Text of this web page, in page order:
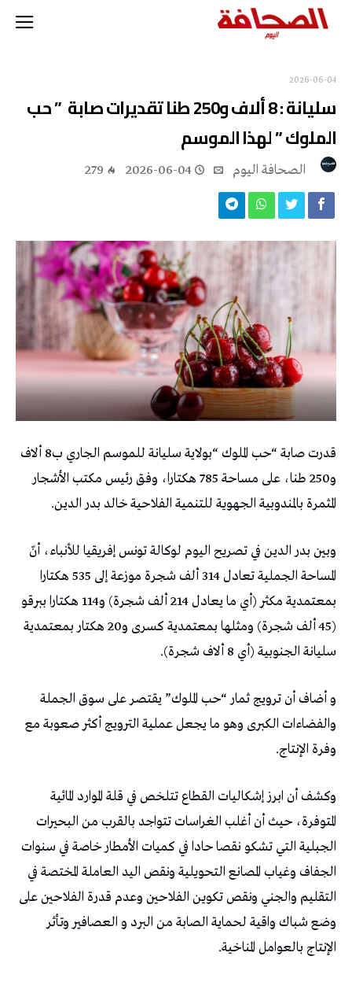
2026-06-04
سليانة : 8 ألاف و250 طنا تقديرات صابة ” حب
الملوك ” لهذا الموسم
2026-06-04
279
قدرت صابة “حب الملوك “بولاية سليانة للموسم الجاري ب8 ألاف
و250 طنا، على مساحة 785 هكتارا، وفق رئيس مكتب الأشجار
المثمرة بالمندوبية الجهوية للتنمية الفلاحية خالد بدر الدين.
وبين بدر الدين في تصريح اليوم لوكالة تونس إفريقيا للأنباء، أنّ
المساحة الجملية تعادل 314 ألف شجرة موزعة إلى 535 هكتارا
بمعتمدية مكثر (أي ما يعادل 214 ألف شجرة) و114 هكتارا ببرقو
(45 ألف شجرة) ومثلها بمعتمدية كسرى و20 هكتار بمعتمدية
سليانة الجنوبية (أي 8 ألاف شجرة).
و أضاف أن ترويج ثمار “حب الملوك” يقتصر على سوق الجملة
والفضاءات الكبرى وهو ما يجعل عملية الترويج أكثر صعوبة مع
وفرة الإنتاج.
وكشف أن ابرز إشكاليات القطاع تتلخص في قلة الموارد المائية
المتوفرة، حيث أن أغلب الغراسات تتواجد بالقرب من البحيرات
الجبلية التي تشكو نقصا حادا في كميات الأمطار خاصة في سنوات
الجفاف وغياب المصانع التحويلية ونقص اليد العاملة المختصة في
التقليم والجني ونقص تكوين الفلاحين وعدم قدرة الفلاحين على
وضع شباك واقية لحماية الصابة من البرد و العصافير وتأثر
الإنتاج بالعوامل المناخية.